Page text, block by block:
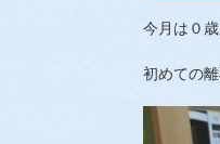
今月は０
初めての